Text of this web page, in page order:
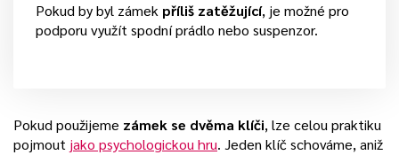
Pokud by byl zámek příliš zatěžující, je možné pro
podporu využít spodní prádlo nebo suspenzor.
Pokud použijeme zámek se dvěma klíči, lze celou praktiku
pojmout jako psychologickou hru. Jeden klíč schováme, aniž